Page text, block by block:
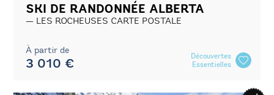
SKI DE RANDONNÉE ALBERTA
LES ROCHEUSES CARTE POSTALE
À partir de
3 010 €
Découvertes
Essentielles